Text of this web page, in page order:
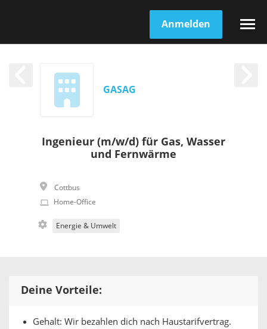
Anmelden
GASAG
Ingenieur (m/w/d) für Gas, Wasser
und Fernwärme
Cottbus
Home-Office
Energie & Umwelt
Deine Vorteile:
Gehalt: Wir bezahlen dich nach Haustarifvertrag.